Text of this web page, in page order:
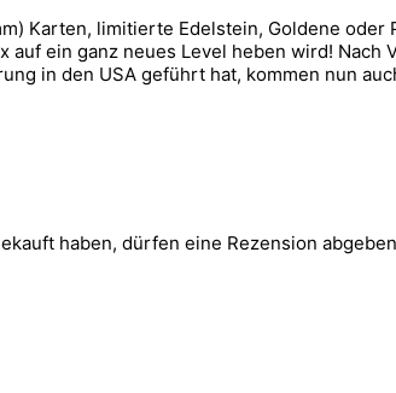
Karten, limitierte Edelstein, Goldene
ein ganz neues Level heben wird!
in den USA geführt hat, kommen nun
haben, dürfen eine Rezension